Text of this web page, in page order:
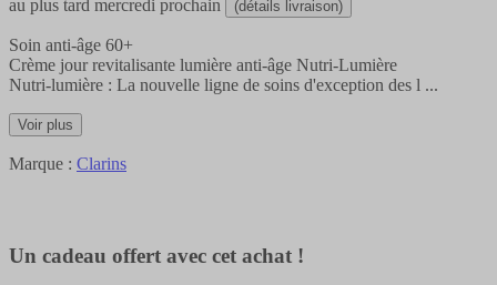
au plus tard mercredi prochain (détails livraison)
Soin anti-âge 60+
Crème jour revitalisante lumière anti-âge Nutri-Lumière
Nutri-lumière : La nouvelle ligne de soins d'exception des l ...
Voir plus
Marque : Clarins
Un cadeau offert avec cet achat !